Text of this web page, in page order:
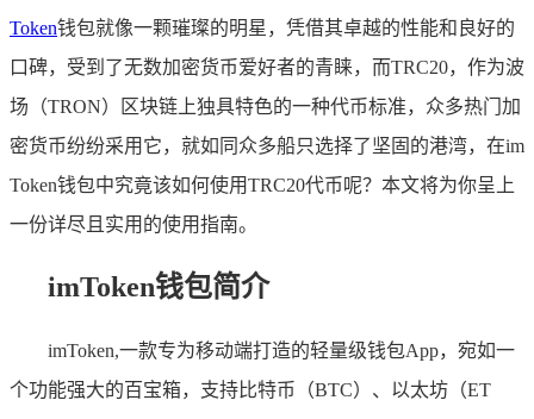
Token钱包就像一颗璀璨的明星，凭借其卓越的性能和良好的
口碑，受到了无数加密货币爱好者的青睐，而TRC20，作为波
场（TRON）区块链上独具特色的一种代币标准，众多热门加
密货币纷纷采用它，就如同众多船只选择了坚固的港湾，在im
Token钱包中究竟该如何使用TRC20代币呢？本文将为你呈上
一份详尽且实用的使用指南。
imToken钱包简介
imToken,一款专为移动端打造的轻量级钱包App，宛如一
个功能强大的百宝箱，支持比特币（BTC）、以太坊（ET